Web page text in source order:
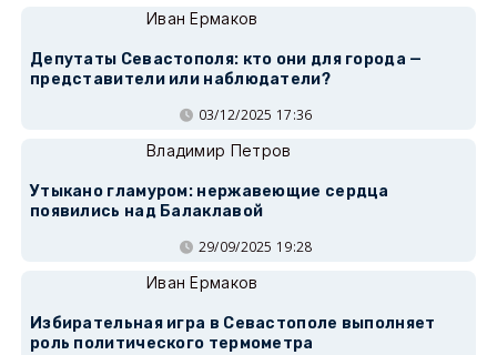
Иван Ермаков
Депутаты Севастополя: кто они для города —
представители или наблюдатели?
03/12/2025 17:36
Владимир Петров
Утыкано гламуром: нержавеющие сердца
появились над Балаклавой
29/09/2025 19:28
Иван Ермаков
Избирательная игра в Севастополе выполняет
роль политического термометра